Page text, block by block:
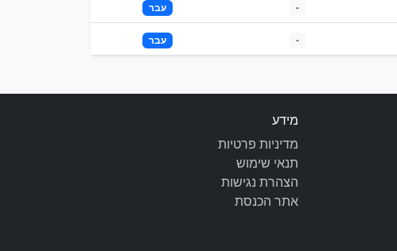
- עבר
- עבר
מידע
מדיניות פרטיות
תנאי שימוש
הצהרת נגישות
אתר הכנסת